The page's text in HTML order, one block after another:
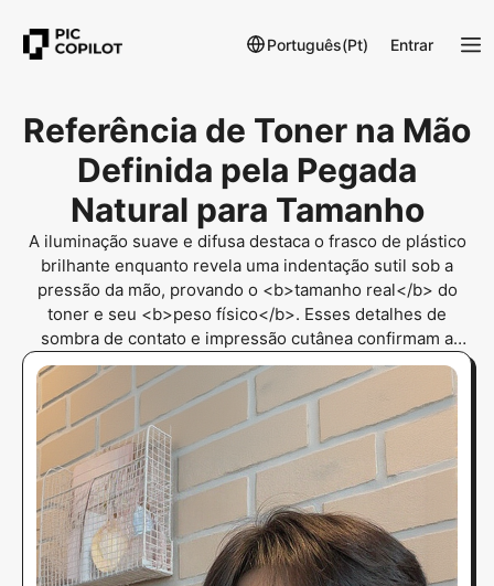
Português(Pt) Entrar
Referência de Toner na Mão
Definida pela Pegada
Natural para Tamanho
A iluminação suave e difusa destaca o frasco de plástico
brilhante enquanto revela uma indentação sutil sob a
pressão da mão, provando o <b>tamanho real</b> do
toner e seu <b>peso físico</b>. Esses detalhes de
sombra de contato e impressão cutânea confirmam a
<b>verificação tátil</b> e a <b>referência manual</b>
para verificação física absoluta.